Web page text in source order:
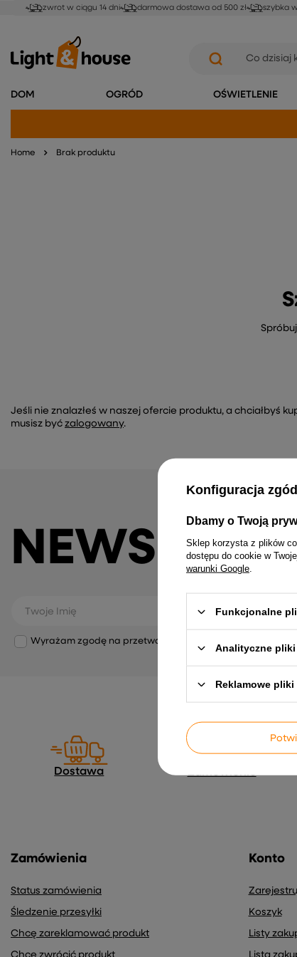
zwrot w ciągu 14 dni darmowa dostawa od 500 zł szybka
DOM OGRÓD OŚWIETLENIE
Home Brak produktu
Jeśli nie znalazłeś w naszej ofercie produktu, a chciałbyś
musisz być zalogowany.
Twoje Imię
Wyrażam zgodę na przetwarzanie moich danych
Dostawa Zamówienie
Zamówienia
Status zamówienia
Śledzenie przesyłki
Chcę zareklamować produkt
Chcę zwrócić produkt
Konto
Koszyk
Listy
Lista
Konfiguracja zgód
Dbamy o Twoją
Sklep korzysta z plików
dostępu do cookie w
warunki Google
Funkcjonalne
Analityczne
Reklamowe